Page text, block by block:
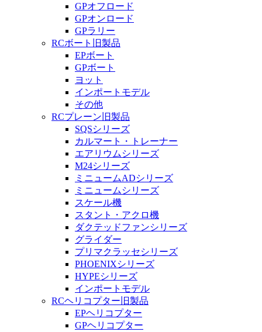
GPオフロード
GPオンロード
GPラリー
RCボート旧製品
EPボート
GPボート
ヨット
インポートモデル
その他
RCプレーン旧製品
SQSシリーズ
カルマート・トレーナー
エアリウムシリーズ
M24シリーズ
ミニュームADシリーズ
ミニュームシリーズ
スケール機
スタント・アクロ機
ダクテッドファンシリーズ
グライダー
プリマクラッセシリーズ
PHOENIXシリーズ
HYPEシリーズ
インポートモデル
RCヘリコプター旧製品
EPヘリコプター
GPヘリコプター